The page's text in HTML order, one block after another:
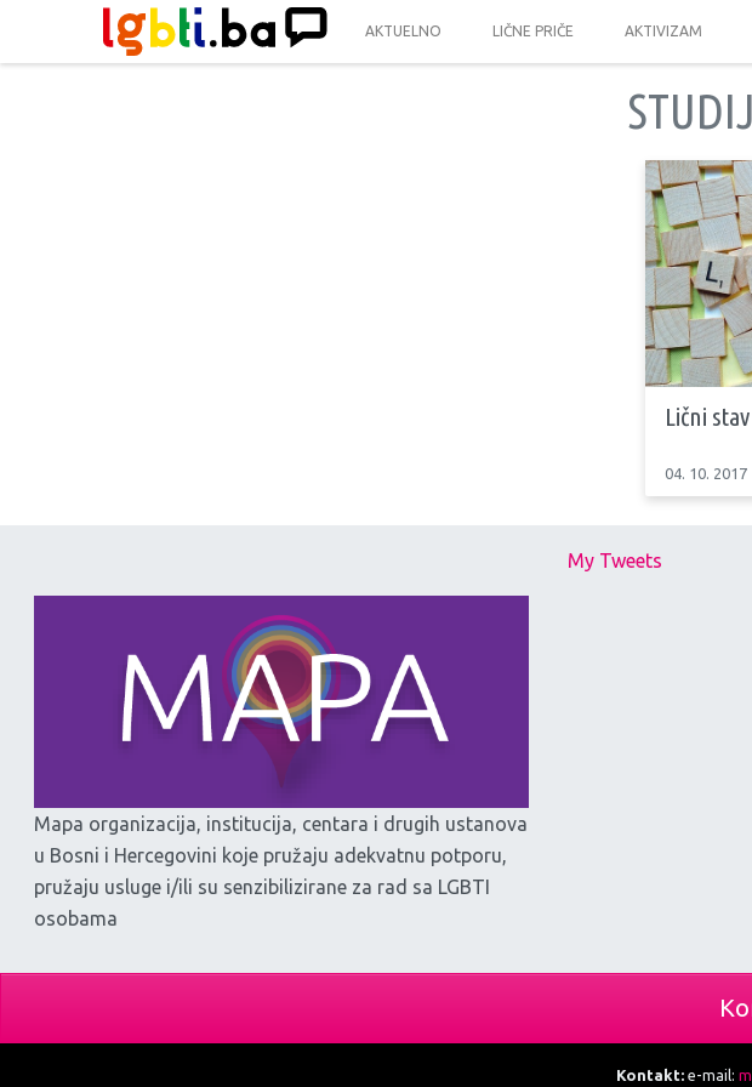
AKTUELNO LIČNE PRIČE AKTIVIZAM
Lični
04. 10. 2017
Mapa organizacija, institucija, centara i drugih ustanova
u Bosni i Hercegovini koje pružaju adekvatnu potporu,
pružaju usluge i/ili su senzibilizirane za rad sa LGBTI
osobama
My Tweets
Kontakt:e-mail: